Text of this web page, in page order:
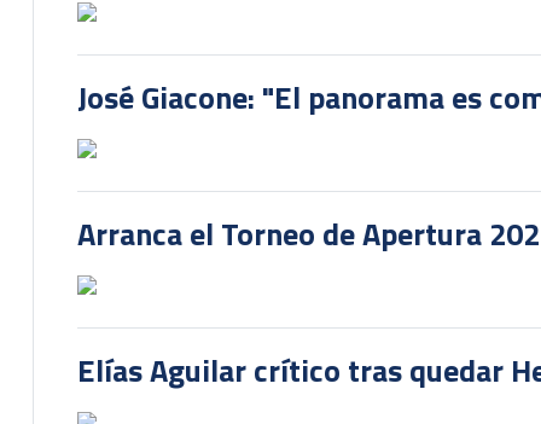
José Giacone: "El panorama es
Arranca el Torneo de Apertura
Elías Aguilar crítico tras quedar